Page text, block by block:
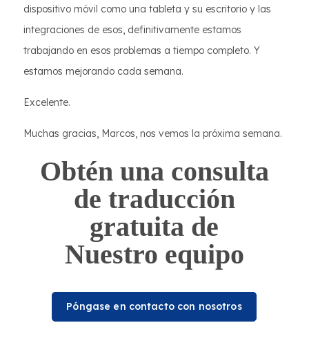
dispositivo móvil como una tableta y su escritorio y las
integraciones de esos, definitivamente estamos
trabajando en esos problemas a tiempo completo. Y
estamos mejorando cada semana.
Excelente.
Muchas gracias, Marcos, nos vemos la próxima semana.
Obtén una consulta
de traducción
gratuita de
Nuestro equipo
Póngase en contacto con nosotros